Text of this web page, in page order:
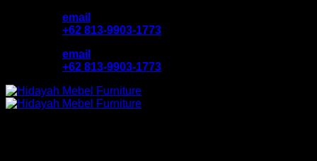
email
+62 813-9903-1773
email
+62 813-9903-1773